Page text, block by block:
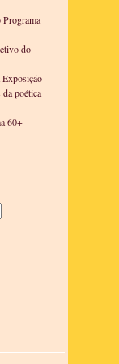
do
Exposição
poética
60+